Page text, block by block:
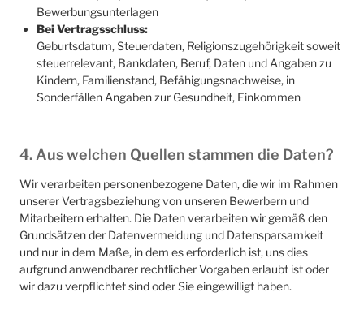
Bewerbungsunterlagen
Bei Vertragsschluss:
Geburtsdatum, Steuerdaten, Religionszugehörigkeit soweit
steuerrelevant, Bankdaten, Beruf, Daten und Angaben zu
Kindern, Familienstand, Befähigungsnachweise, in
Sonderfällen Angaben zur Gesundheit, Einkommen
4. Aus welchen Quellen stammen die Daten?
Wir verarbeiten personenbezogene Daten, die wir im Rahmen
unserer Vertragsbeziehung von unseren Bewerbern und
Mitarbeitern erhalten. Die Daten verarbeiten wir gemäß den
Grundsätzen der Datenvermeidung und Datensparsamkeit
und nur in dem Maße, in dem es erforderlich ist, uns dies
aufgrund anwendbarer rechtlicher Vorgaben erlaubt ist oder
wir dazu verpflichtet sind oder Sie eingewilligt haben.